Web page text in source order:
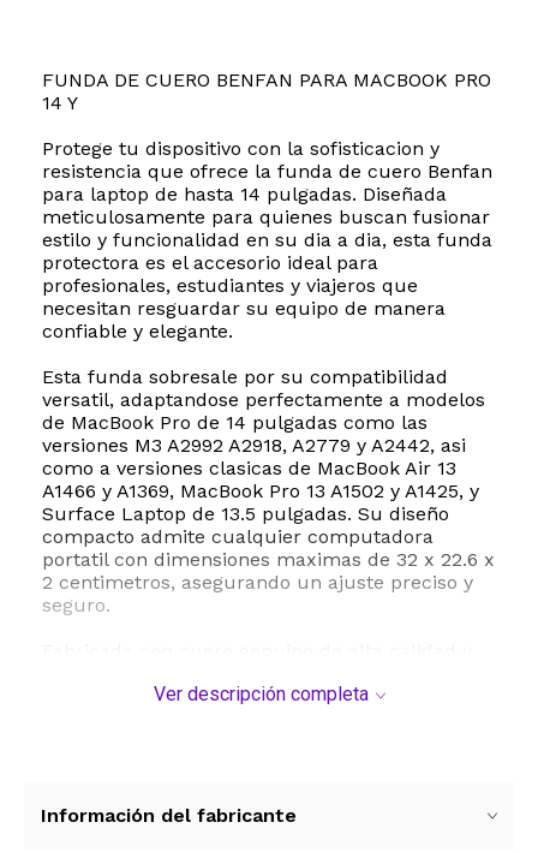
FUNDA DE CUERO BENFAN PARA MACBOOK PRO
14 Y
Protege tu dispositivo con la sofisticacion y
resistencia que ofrece la funda de cuero Benfan
para laptop de hasta 14 pulgadas. Diseñada
meticulosamente para quienes buscan fusionar
estilo y funcionalidad en su dia a dia, esta funda
protectora es el accesorio ideal para
profesionales, estudiantes y viajeros que
necesitan resguardar su equipo de manera
confiable y elegante.
Esta funda sobresale por su compatibilidad
versatil, adaptandose perfectamente a modelos
de MacBook Pro de 14 pulgadas como las
versiones M3 A2992 A2918, A2779 y A2442, asi
como a versiones clasicas de MacBook Air 13
A1466 y A1369, MacBook Pro 13 A1502 y A1425, y
Surface Laptop de 13.5 pulgadas. Su diseño
compacto admite cualquier computadora
portatil con dimensiones maximas de 32 x 22.6 x
2 centimetros, asegurando un ajuste preciso y
seguro.
como un escudo eficaz contra arañazos, polvo,
Ademas, incluye una practica bolsa
Ver descripción completa
Información del fabricante